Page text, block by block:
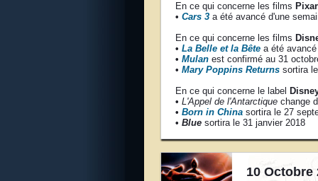
En ce qui concerne les films Pixar
• Cars 3a été avancé d'une
En ce qui concerne les films
• La Belle et la Bêtea été avancé
• Mulanest confirmé au 31
• Mary Poppins Returnssortira le
En ce qui concerne le label
• L'Appel de l'Antarctiquechange
• Born in Chinasortira le 27
• Bluesortira le 31 janvier 2018
10 Octobre